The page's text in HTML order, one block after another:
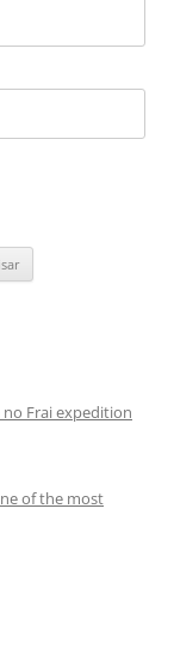
no Frai expedition
of the most